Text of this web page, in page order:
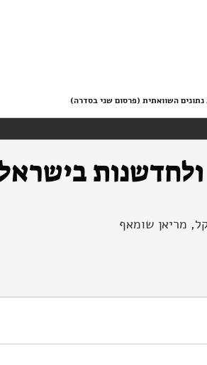
השוואתית (פרסום שני בסדרה)
מריאן שומאף